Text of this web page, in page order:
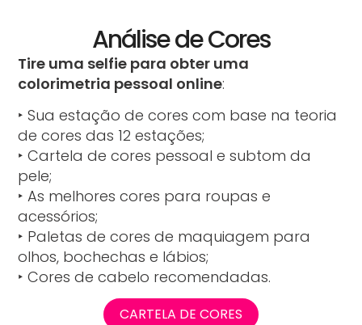
Análise de Cores
Tire uma selfie para obter uma
colorimetria pessoal online:
‣ Sua estação de cores com base na teoria
de cores das 12 estações;
‣ Cartela de cores pessoal e subtom da
pele;
‣ As melhores cores para roupas e
acessórios;
‣ Paletas de cores de maquiagem para
olhos, bochechas e lábios;
‣ Cores de cabelo recomendadas.
CARTELA DE CORES